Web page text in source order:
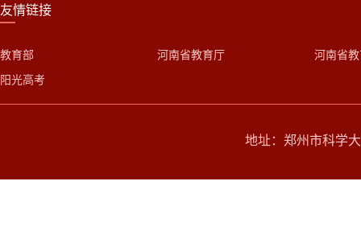
友情链接
教育部
阳光高考
河南省教育厅 河南省
地址：郑州市科学